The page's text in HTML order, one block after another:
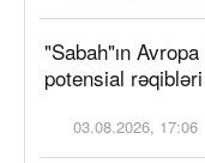
"Sabah"ın
potensial
03.08.2026, 17:06